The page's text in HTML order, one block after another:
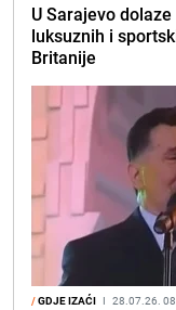
U Sarajevo
luksuznih i
Britanije
/GDJE IZAĆI I 28.07.26.